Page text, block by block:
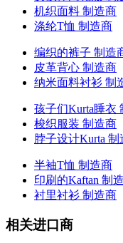
机织面料 制造商
涤纶T恤 制造商
编织的裤子 制造
皮革背心 制造商
纳米面料衬衫 制
孩子们Kurta睡衣
梭织服装 制造商
脖子设计Kurta 制
半袖T恤 制造商
印刷的Kaftan 制
衬里衬衫 制造商
相关进口商